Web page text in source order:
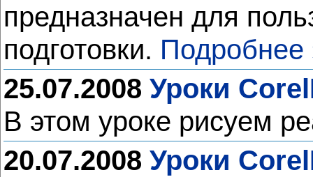
предназначен для
подготовки. Подробнее
25.07.2008 Уроки
В этом уроке рисуем
20.07.2008 Уроки